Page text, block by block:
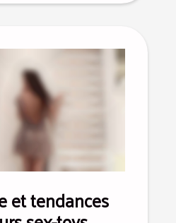
et tendances